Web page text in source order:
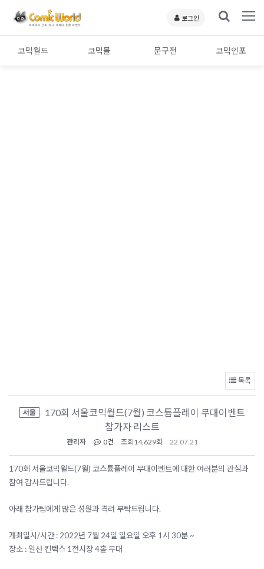
로그인
코믹월드 코믹몰 문구전 코믹인포
목록
서울
170회 서울코믹월드(7월) 코스튬플레이 무대이벤트
참가자 리스트
관리자 0건 조회 14,629회 22.07.21
170회 서울코믹월드(7월) 코스튬플레이 무대이벤트에 대한 여러분의 관심과
참여 감사드립니다.
아래 참가팀에게 많은 성원과 격려 부탁드립니다.
개최일시/시간 : 2022년 7월 24일 일요일 오후 1시 30분 ~
장소 : 일산 킨텍스 1전시장 4홀 무대